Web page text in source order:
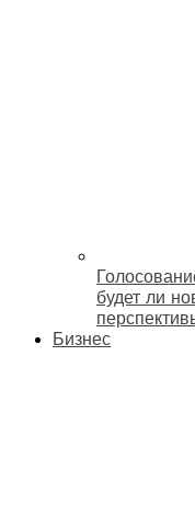
будет ли
Бизнес